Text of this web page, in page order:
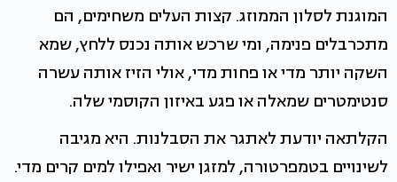
המוגנת לסלון הממוזג. קצות העלים משחימים, הם
מתכרבלים פנימה, ומי שרכש אותה נכנס ללחץ, שמא
השקה יותר מדי או פחות מדי, אולי הזיז אותה עשרה
סנטימטרים שמאלה או פגע באיזון הקוסמי שלה.
הקלתאה יודעת לאתגר את הסבלנות. היא מגיבה
לשינויים בטמפרטורה, למזגן ישיר ואפילו למים קרים מדי.